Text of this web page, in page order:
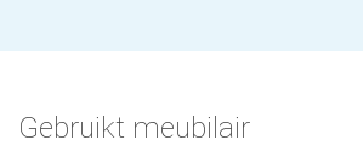
Gebruikt meubilair